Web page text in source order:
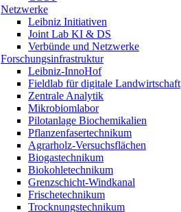
Netzwerke
Leibniz Initiativen
Joint Lab KI & DS
Verbünde und Netzwerke
Forschungsinfrastruktur
Leibniz-InnoHof
Fieldlab für digitale Landwirtschaft
Zentrale Analytik
Mikrobiomlabor
Pilotanlage Biochemikalien
Pflanzenfasertechnikum
Agrarholz-Versuchsflächen
Biogastechnikum
Biokohletechnikum
Grenzschicht-Windkanal
Frischetechnikum
Trocknungstechnikum